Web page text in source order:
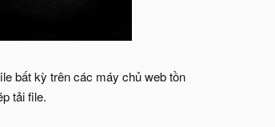
bất kỳ trên các máy chủ web tồn
tải file.